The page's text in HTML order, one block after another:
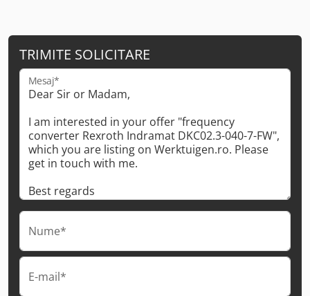
TRIMITE SOLICITARE
Mesaj*
Nume*
E-mail*